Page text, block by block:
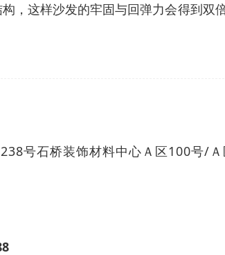
，这样沙发的牢固与回弹力会得到
号石桥装饰材料中心Ａ区100号/